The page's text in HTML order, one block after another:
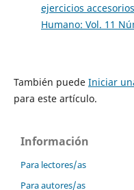
ejercicios accesorios
Humano: Vol. 11
También puede Iniciar
para este artículo.
Información
Para lectores/as
Para autores/as